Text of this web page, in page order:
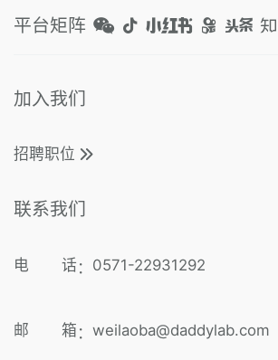
平台矩阵
加入我们
招聘职位
联系我们
电 话 ： 0571-22931292
邮 箱 ： weilaoba@daddylab.com